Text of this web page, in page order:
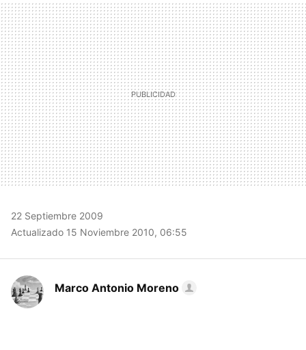
MAIL
22 Septiembre 2009
Actualizado 15 Noviembre 2010, 06:55
Marco Antonio Moreno